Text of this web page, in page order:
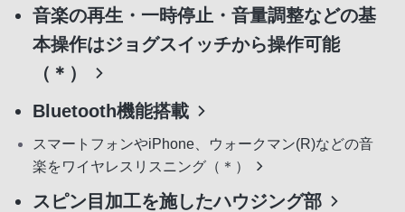
音楽の再生・一時停止・音量調整などの基
本操作はジョグスイッチから操作可能
（＊）
Bluetooth機能搭載
スマートフォンやiPhone、ウォークマン(R)などの音
楽をワイヤレスリスニング（＊）
スピン目加工を施したハウジング部